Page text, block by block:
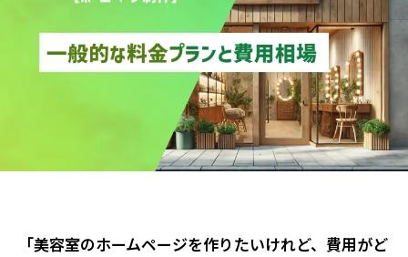
「美容室のホームページを作りたいけれど、費用がど